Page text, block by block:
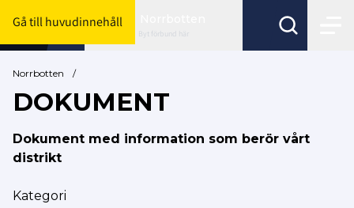
Gå till huvudinnehåll
Byt förbund här
Norrbotten /
DOKUMENT
Dokument med information som berör vårt
distrikt
Kategori